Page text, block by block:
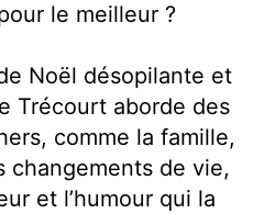
le meilleur ?
Noël désopilante et
Trécourt aborde des
comme la famille,
changements de vie,
et l’humour qui la